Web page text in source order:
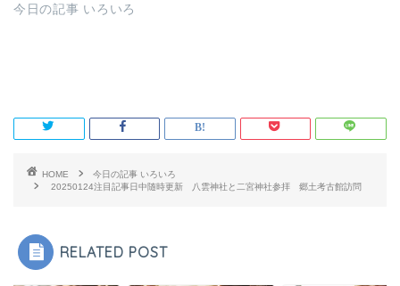
今日の記事 いろいろ
HOME
今日の記事 いろいろ
20250124注目記事日中随時更新 八雲神社と二宮神社参拝 郷土考古館訪問
RELATED POST